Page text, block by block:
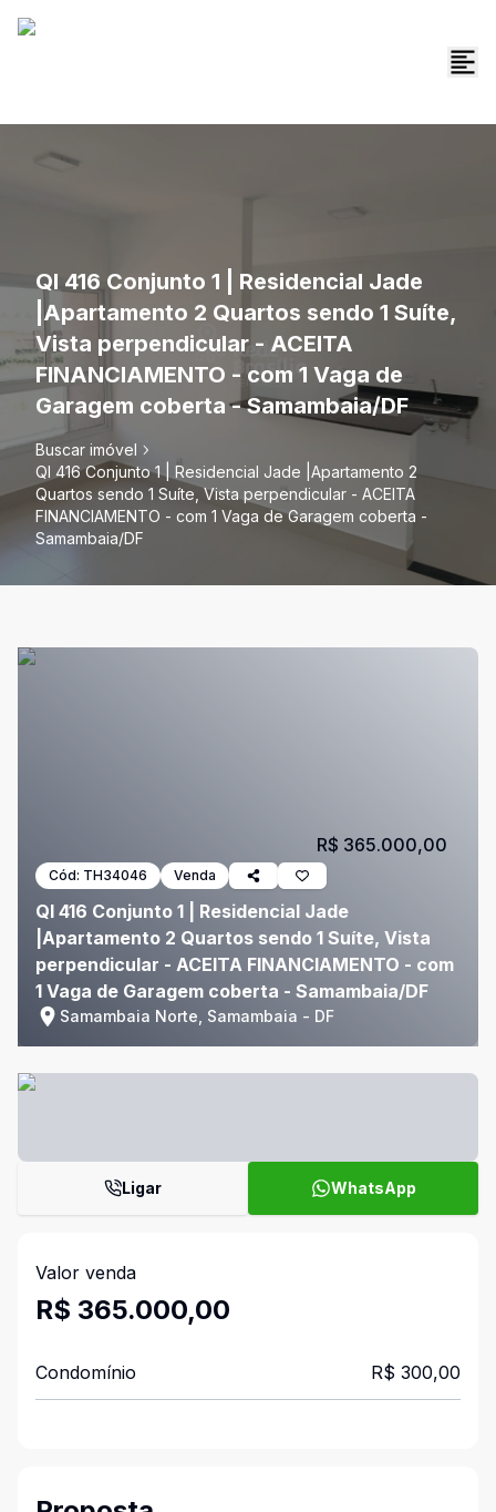
QI 416 Conjunto 1 | Residencial Jade
|Apartamento 2 Quartos sendo 1 Suíte,
Vista perpendicular - ACEITA
FINANCIAMENTO - com 1 Vaga de
Garagem coberta - Samambaia/DF
Buscar imóvel
QI 416 Conjunto 1 | Residencial Jade |Apartamento 2
Quartos sendo 1 Suíte, Vista perpendicular - ACEITA
FINANCIAMENTO - com 1 Vaga de Garagem coberta -
Samambaia/DF
Cód: TH34046 Venda
QI 416 Conjunto 1 | Residencial Jade
|Apartamento 2 Quartos sendo 1 Suíte, Vista
perpendicular - ACEITA FINANCIAMENTO - com
1 Vaga de Garagem coberta - Samambaia/DF
Samambaia Norte, Samambaia - DF
R$ 365.000,00
Ligar WhatsApp
Valor venda
R$ 365.000,00
Condomínio R$ 300,00